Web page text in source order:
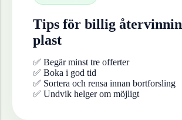
Tips för billig
plast
✅ Begär minst tre offerter
✅ Boka i god tid
✅ Sortera och rensa innan bortforsling
✅ Undvik helger om möjligt